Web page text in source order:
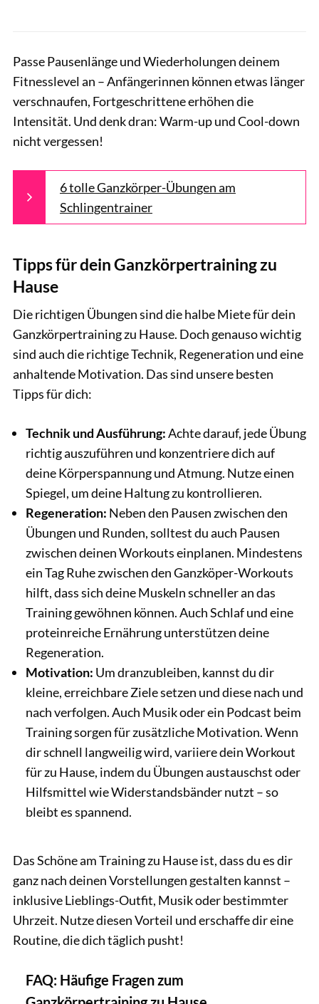
Passe Pausenlänge und Wiederholungen deinem
Fitnesslevel an – Anfängerinnen können etwas länger
verschnaufen, Fortgeschrittene erhöhen die
Intensität. Und denk dran: Warm-up und Cool-down
nicht vergessen!
6 tolle Ganzkörper-Übungen am
Schlingentrainer
Tipps für dein Ganzkörpertraining zu
Hause
Die richtigen Übungen sind die halbe Miete für dein
Ganzkörpertraining zu Hause. Doch genauso wichtig
sind auch die richtige Technik, Regeneration und eine
anhaltende Motivation. Das sind unsere besten
Tipps für dich:
Technik und Ausführung:Achte darauf, jede Übung
richtig auszuführen und konzentriere dich auf
deine Körperspannung und Atmung. Nutze einen
Spiegel, um deine Haltung zu kontrollieren.
Regeneration: Neben den Pausen zwischen den
Übungen und Runden, solltest du auch Pausen
zwischen deinen Workouts einplanen. Mindestens
ein Tag Ruhe zwischen den Ganzköper-Workouts
hilft, dass sich deine Muskeln schneller an das
Training gewöhnen können. Auch Schlaf und eine
proteinreiche Ernährung unterstützen deine
Regeneration.
Motivation: Um dranzubleiben, kannst du dir
kleine, erreichbare Ziele setzen und diese nach und
nach verfolgen. Auch Musik oder ein Podcast beim
Training sorgen für zusätzliche Motivation. Wenn
dir schnell langweilig wird, variiere dein Workout
für zu Hause, indem du Übungen austauschst oder
Hilfsmittel wie Widerstandsbänder nutzt – so
bleibt es spannend.
Das Schöne am Training zu Hause ist, dass du es dir
ganz nach deinen Vorstellungen gestalten kannst –
inklusive Lieblings-Outfit, Musik oder bestimmter
Uhrzeit. Nutze diesen Vorteil und erschaffe dir eine
Routine, die dich täglich pusht!
FAQ: Häufige Fragen zum